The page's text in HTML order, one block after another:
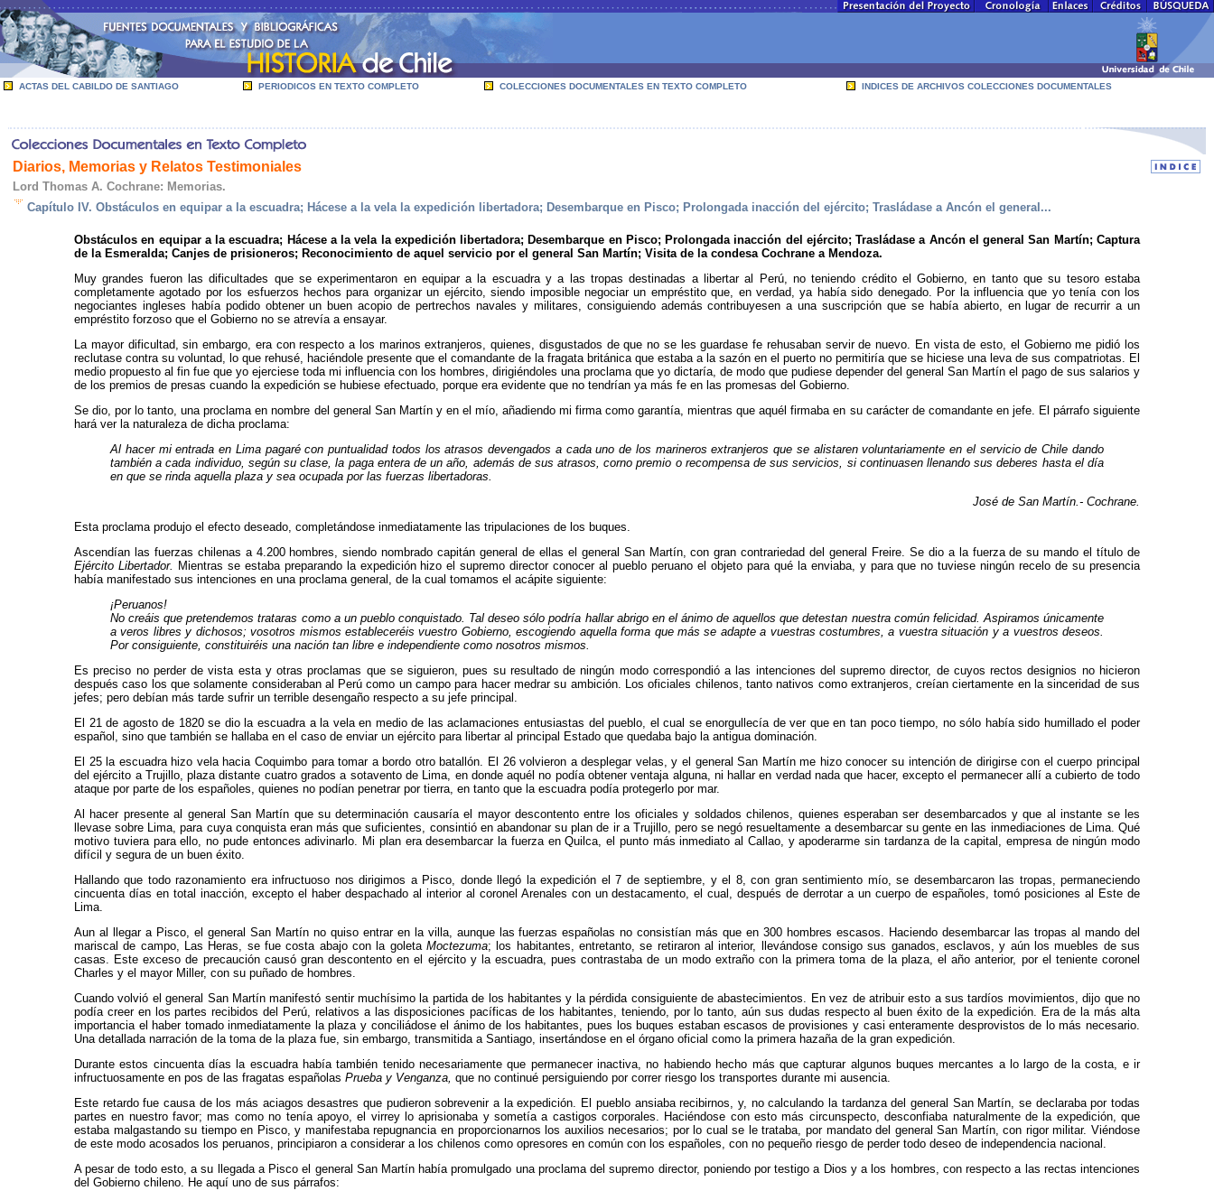
ACTAS DEL CABILDO DE SANTIAGO PERIODICOS EN TEXTO COMPLETO COLECCIONES DOCUMENTALES EN TEXTO COMPLETO INDICES DE ARCHIVOS COLECCIONES DOCUMENTALES
Diarios, Memorias y Relatos Testimoniales
Lord Thomas A. Cochrane: Memorias.
Capítulo IV. Obstáculos en equipar a la escuadra; Hácese a la vela la expedición libertadora; Desembarque en Pisco; Prolongada inacción del ejército; Trasládase a Ancón el general...
Obstáculos en equipar a la escuadra; Hácese a la vela la expedición libertadora; Desembarque en Pisco; Prolongada inacción del ejército; Trasládase a Ancón el general San Martín; Captura
de la Esmeralda; Canjes de prisioneros; Reconocimiento de aquel servicio por el general San Martín; Visita de la condesa Cochrane a Mendoza.
Muy grandes fueron las dificultades que se experimen­taron en equipar a la escuadra y a las tropas destinadas a libertar al Perú, no teniendo crédito el Gobierno, en tanto que su tesoro estaba
completamente agotado por los esfuer­zos hechos para organizar un ejército, siendo imposible ne­gociar un empréstito que, en verdad, ya había sido denega­do. Por la influencia que yo tenía con los
negociantes ingleses había podido obtener un buen acopio de pertrechos na­vales y militares, consiguiendo además contribuyesen a una suscripción que se había abierto, en lugar de recurrir a un
empréstito forzoso que el Gobierno no se atrevía a ensayar.
La mayor dificultad, sin embargo, era con respecto a los marinos extranjeros, quienes, disgustados de que no se les guardase fe rehusaban servir de nuevo. En vista de esto, el Gobierno me pidió los
reclutase contra su voluntad, lo que rehusé, haciéndole presente que el comandante de la fragata británica que estaba a la sazón en el puerto no permitiría que se hiciese una leva de sus compatriotas. El
medio pro­puesto al fin fue que yo ejerciese toda mi influencia con los hombres, dirigiéndoles una proclama que yo dictaría, de mo­do que pudiese depender del general San Martín el pago de sus salarios y
de los premios de presas cuando la expedición se hubiese efectuado, porque era evidente que no tendrían ya más fe en las promesas del Gobierno.
Se dio, por lo tanto, una proclama en nombre del gene­ral San Martín y en el mío, añadiendo mi firma como garantía, mientras que aquél firmaba en su carácter de comandante en jefe. El párrafo siguiente
hará ver la naturaleza de dicha proclama:
Al hacer mi entrada en Lima pagaré con puntualidad todos los atrasos devengados a cada uno de los marineros extranjeros que se alistaren voluntariamente en el servicio de Chile dando
también a cada individuo, según su clase, la paga entera de un año, además de sus atrasos, corno premio o recompensa de sus servicios, si continuasen llenando sus de­beres hasta el día
en que se rinda aquella plaza y sea ocupada por las fuerzas libertadoras.
José de San Martín.- Cochrane.
Esta proclama produjo el efecto deseado, completándo­se inmediatamente las tripulaciones de los buques.
Ascendían las fuerzas chilenas a 4.200 hombres, siendo nombrado capitán general de ellas el general San Martín, con gran contrariedad del general Freire. Se dio a la fuerza de su mando el título de
Ejército Libertador. Mientras se es­taba preparando la expedición hizo el supremo director co­nocer al pueblo peruano el objeto para qué la enviaba, y para que no tuviese ningún recelo de su presencia
había manifes­tado sus intenciones en una proclama general, de la cual to­mamos el acápite siguiente:
¡Peruanos!
No creáis que pretendemos trataras como a un pueblo conquistado. Tal deseo sólo podría hallar abrigo en el ánimo de aquellos que detestan nuestra común felici­dad. Aspiramos únicamente
a veros libres y dichosos; vosotros mismos estableceréis vuestro Gobierno, escogiendo aquella for­ma que más se adapte a vuestras costumbres, a vuestra situa­ción y a vuestros deseos.
Por consiguiente, constituiréis una nación tan libre e independiente como nosotros mismos.
Es preciso no perder de vista esta y otras proclamas que se siguieron, pues su resultado de ningún modo correspondió a las intenciones del supremo director, de cuyos rectos desig­nios no hicieron
después caso los que solamente consideraban al Perú como un campo para hacer medrar su ambición. Los oficiales chilenos, tanto nativos como extranjeros, creían cier­tamente en la sinceridad de sus
jefes; pero debían más tarde sufrir un terrible desengaño respecto a su jefe principal.
El 21 de agosto de 1820 se dio la escuadra a la vela en medio de las aclamaciones entusiastas del pueblo, el cual se enorgullecía de ver que en tan poco tiempo, no sólo había sido humillado el poder
español, sino que también se hallaba en el caso de enviar un ejército para libertar al principal Es­tado que quedaba bajo la antigua dominación.
El 25 la escuadra hizo vela hacia Coquimbo para tomar a bordo otro batallón. El 26 volvieron a desplegar velas, y el general San Martín me hizo conocer su intención de dirigirse con el cuerpo principal
del ejército a Trujillo, plaza dis­tante cuatro grados a sotavento de Lima, en donde aquél no podía obtener ventaja alguna, ni hallar en verdad nada que hacer, excepto el permanecer allí a cubierto de todo
ataque por parte de los españoles, quienes no podían penetrar por tierra, en tanto que la escuadra podía protegerlo por mar.
Al hacer presente al general San Martín que su determi­nación causaría el mayor descontento entre los oficiales y sol­dados chilenos, quienes esperaban ser desembarcados y que al instante se les
llevase sobre Lima, para cuya conquista eran más que suficientes, consintió en abandonar su plan de ir a Trujillo, pero se negó resueltamente a desembarcar su gente en las inmediaciones de Lima. Qué
motivo tuviera para ello, no pude entonces adivinarlo. Mi plan era desem­barcar la fuerza en Quilca, el punto más inmediato al Callao, y apoderarme sin tardanza de la capital, empresa de ningún modo
difícil y segura de un buen éxito.
Hallando que todo razonamiento era infructuoso nos dirigimos a Pisco, donde llegó la expedición el 7 de septiembre, y el 8, con gran sentimiento mío, se desembarcaron las tropas, permaneciendo
cincuenta días en total inacción, ex­cepto el haber despachado al interior al coronel Arenales con un destacamento, el cual, después de derrotar a un cuerpo de españoles, tomó posiciones al Este de
Lima.
Aun al llegar a Pisco, el general San Martín no quiso entrar en la villa, aunque las fuerzas españolas no consistían más que en 300 hombres escasos. Haciendo desembarcar las tropas al mando del
mariscal de campo, Las Heras, se fue costa abajo con la goleta Moctezuma; los habitantes, entre­tanto, se retiraron al interior, llevándose consigo sus ganados, esclavos, y aún los muebles de sus
casas. Este exceso de precaución causó gran descontento en el ejército y la escuadra, pues contrastaba de un modo extraño con la primera toma de la plaza, el año anterior, por el teniente coronel
Charles y el mayor Miller, con su puñado de hombres.
Cuando volvió el general San Martín manifestó sentir muchísimo la partida de los habitantes y la pérdida consiguiente de abastecimientos. En vez de atribuir esto a sus tardíos movimientos, dijo que no
podía creer en los partes recibidos del Perú, relativos a las disposiciones pacíficas de los habitantes, teniendo, por lo tanto, aún sus dudas respecto al buen éxito de la expedición. Era de la más alta
importan­cia el haber tomado inmediatamente la plaza y conciliádose el ánimo de los habitantes, pues los buques estaban escasos de provisiones y casi enteramente desprovistos de lo más ne­cesario.
Una detallada narración de la toma de la plaza fue, sin embargo, transmitida a Santiago, insertándose en el órga­no oficial como la primera hazaña de la gran expedición.
Durante estos cincuenta días la escuadra había también tenido necesariamente que permanecer inactiva, no habiendo hecho más que capturar algunos buques mercantes a lo largo de la costa, e ir
infructuosamente en pos de las fragatas espa­ñolas Prueba y Venganza, que no continué persiguiendo por correr riesgo los transportes durante mi ausencia.
Este retardo fue causa de los más aciagos desastres que pudieron sobrevenir a la expedición. El pueblo ansiaba reci­birnos, y, no calculando la tardanza del general San Martín, se declaraba por todas
partes en nuestro favor; mas como no tenía apoyo, el virrey lo aprisionaba y sometía a castigos cor­porales. Haciéndose con esto más circunspecto, desconfiaba naturalmente de la expedición, que
estaba malgastando su tiempo en Pisco, y manifestaba repugnancia en proporcionar­nos los auxilios necesarios; por lo cual se le trataba, por man­dato del general San Martín, con rigor militar. Viéndose
de este modo acosados los peruanos, principiaron a considerar a los chilenos como opresores en común con los españoles, con no pequeño riesgo de perder todo deseo de independen­cia nacional.
A pesar de todo esto, a su llegada a Pisco el general San Martín había promulgado una proclama del supremo direc­tor, poniendo por testigo a Dios y a los hombres, con res­pecto a las rectas intenciones
del Gobierno chileno. He aquí uno de sus párrafos: